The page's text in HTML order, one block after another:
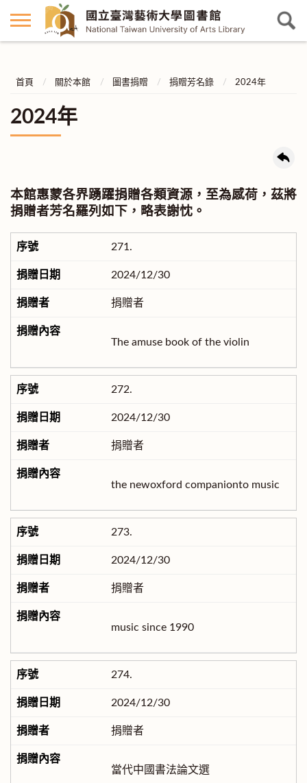
首頁 關於本館 圖書捐贈 捐贈芳名錄 2024年
2024年
本館惠蒙各界踴躍捐贈各類資源，至為感荷，茲將
捐贈者芳名羅列如下，略表謝忱。
271.
2024/12/30
捐贈者
The amuse book of the violin
272.
2024/12/30
捐贈者
the newoxford companionto music
273.
2024/12/30
捐贈者
music since 1990
274.
2024/12/30
捐贈者
當代中國書法論文選